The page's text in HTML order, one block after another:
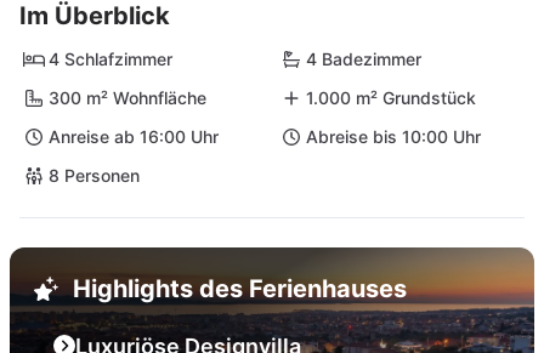
Im Überblick
4 Schlafzimmer
4 Badezimmer
300 m² Wohnfläche
1.000 m² Grundstück
Anreise ab 16:00 Uhr
Abreise bis 10:00 Uhr
8 Personen
Highlights des Ferienhauses
Luxuriöse Designvilla